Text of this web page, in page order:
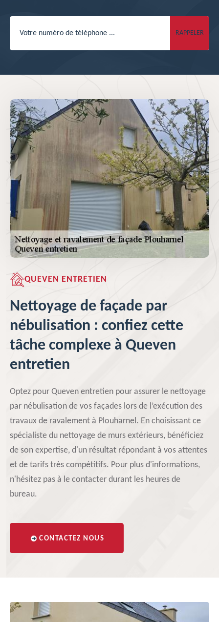
QUEVEN ENTRETIEN
Nettoyage de façade par
nébulisation : confiez cette
tâche complexe à Queven
entretien
Optez pour Queven entretien pour assurer le nettoyage
par nébulisation de vos façades lors de l’exécution des
travaux de ravalement à Plouharnel. En choisissant ce
spécialiste du nettoyage de murs extérieurs, bénéficiez
de son expertise, d'un résultat répondant à vos attentes
et de tarifs très compétitifs. Pour plus d'informations,
n'hésitez pas à le contacter durant les heures de
bureau.
CONTACTEZ NOUS